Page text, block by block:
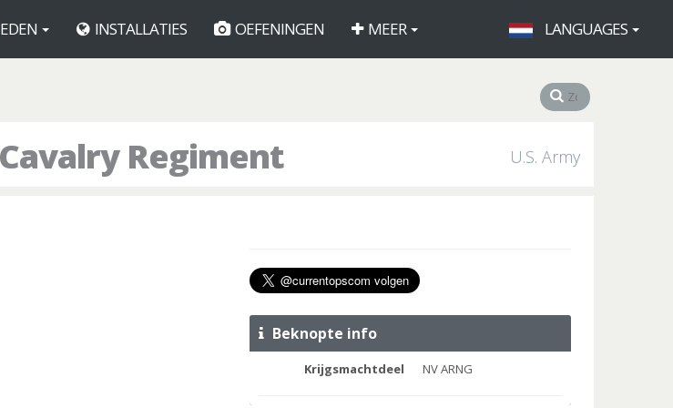
INSTALLATIES OEFENINGEN MEER LANGUAGES
Regiment U.S. Army
Beknopte info
Krijgsmachtdeel NV ARNG